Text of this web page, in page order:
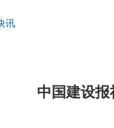
讯
中国建设